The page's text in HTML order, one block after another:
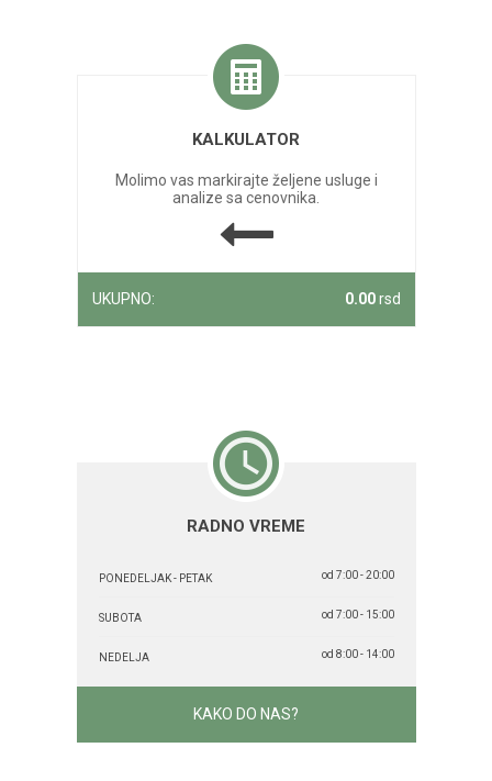
KALKULATOR
Molimo vas markirajte željene usluge i
analize sa cenovnika.
UKUPNO: 0.00rsd
RADNO VREME
PONEDELJAK - PETAK od 7:00 - 20:00
SUBOTA od 7:00 - 15:00
NEDELJA od 8:00 - 14:00
KAKO DO NAS?